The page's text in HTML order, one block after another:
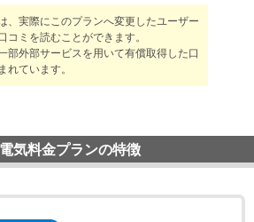
、実際にこのプランへ変更したユーザー
コミを読むことができます。
部外部サービスを用いて有償取得した口
れています。
気料金プランの特徴